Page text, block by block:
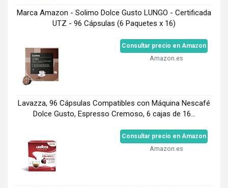
Marca Amazon - Solimo Dolce Gusto LUNGO - Certificada
UTZ - 96 Cápsulas (6 Paquetes x 16)
Consultar precio en Amazon
Amazon.es
Lavazza, 96 Cápsulas Compatibles con Máquina Nescafé
Dolce Gusto, Espresso Cremoso, 6 cajas de 16...
Consultar precio en Amazon
Amazon.es